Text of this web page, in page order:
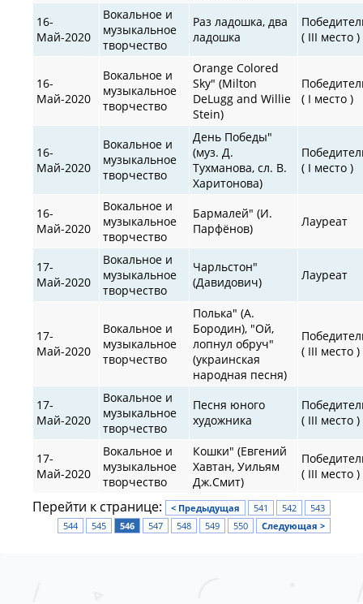
16-
Май-2020
Вокальное и
музыкальное
творчество
Раз ладошка, два
ладошка
( III место )
16-
Май-2020
Вокальное и
музыкальное
творчество
Orange Colored
Sky" (Milton
DeLugg and Willie
Stein)
( I место )
16-
Май-2020
Вокальное и
музыкальное
творчество
День Победы"
(муз. Д.
Тухманова, сл. В.
Харитонова)
( I место )
16-
Май-2020
Вокальное и
музыкальное
творчество
Бармалей" (И.
Парфёнов)
Лауреат
17-
Май-2020
Вокальное и
музыкальное
творчество
Чарльстон"
(Давидович)
Лауреат
17-
Май-2020
Вокальное и
музыкальное
творчество
Полька" (А.
Бородин), "Ой,
лопнул обруч"
(украинская
народная песня)
( III место )
17-
Май-2020
Вокальное и
музыкальное
творчество
Песня юного
художника
( III место )
17-
Май-2020
Вокальное и
музыкальное
творчество
Кошки" (Евгений
Хавтан, Уильям
Дж.Смит)
( III место )
Перейти к странице: < Предыдущая 541 542
543
544
545 546 547 548 549 550 Следующая >